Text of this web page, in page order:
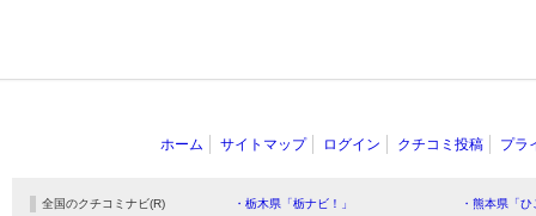
ホーム サイトマップ ログイン クチコミ投稿 プラ
全国のクチコミナビ(R) ・栃木県「栃ナビ！」 ・熊本県「